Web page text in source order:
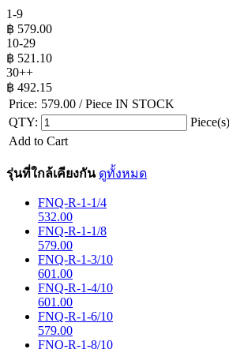
1-9
฿ 579.00
10-29
฿ 521.10
30++
฿ 492.15
Price: 579.00 / Piece IN STOCK
QTY:
Piece(s)
Add to Cart
รุ่นที่ใกล้เคียงกัน ดูทั้งหมด
FNQ-R-1-1/4
532.00
FNQ-R-1-1/8
579.00
FNQ-R-1-3/10
601.00
FNQ-R-1-4/10
601.00
FNQ-R-1-6/10
579.00
FNQ-R-1-8/10